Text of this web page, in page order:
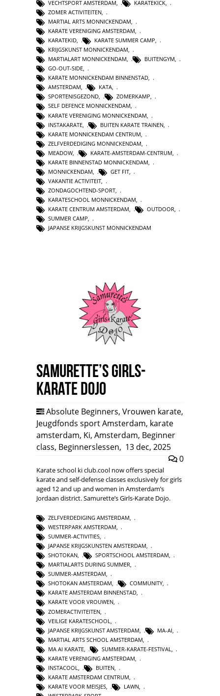
VECHTSPORT AMSTERDAM
KARATEKICK
ZOMER ACTIVITEITEN
MARTIAL ARTS MONNICKENDAM
KARATE VERENIGING AMSTERDAM
KARATEKID, KARATE SUMMER CAMP,
KRIJGSKUNST MONNICKENDAM,
MARTIALART MONNICKENDAM, BUITENGYM,
GO-OUT-SIDE,
KARATE MONNICKENDAM BINNENSTAD,
AMSTERDAM, KATA,
SPORTENISGEZOND, ZOMERKAMP,
SELF DEFENCE MONNICKENDAM,
KARATE VERENIGING MONNICKENDAM
INSTAKARATE
BUITEN KARATE TRAINEN
KARATE MONNICKENDAM CENTRUM
ZELFVERDEDIGING MONNICKENDAM
MEADOW
KARATE-AMSTERDAM-CENTRUM
KARATE BINNENSTAD MONNICKENDAM
MONNICKENDAM
GET FIT
VAKANTIE ACTIVITEIT
ZONDAGOCHTEND-SPORT,
KARATESCHOOL MONNICKENDAM,
KARATE CENTRUM AMSTERDAM, OUTDOOR,
SUMMER CAMP,
JAPANSE KRIJGSKUNST MONNICKENDAM
Samurette’s Girls-
Karate Dojo
Absolute Beginners, Vrouwen karate,
Jeugdfonds sport Amsterdam, karate
amsterdam, Ki, Amsterdam, Beginner
class, Beginnerslessen, 13 dec, 2025
0
Karate school ki club.cool now offers special
karate and self-defense classes exclusively for girls
aged 12 and up and women in Amsterdam’s
Jordaan district. Samurette’s Girls-Karate Dojo.
ZELFVERDEDIGING AMSTERDAM
WESTERPARK AMSTERDAM
SUMMER-ACTIVITIES,
JAPANSE KRIJGSKUNSTEN AMSTERDAM,
SHOTOKAN, SPORTSCHOOL AMSTERDAM,
MARTIALARTS DURING SUMMER,
SUMMER-AMSTERDAM,
SHOTOKAN AMSTERDAM, COMMUNITY,
KARATE AMSTERDAM BINNENSTAD,
KARATE VOOR VROUWEN,
ZOMERACTIVITEITEN
VEILIGE KARATESCHOOL
JAPANSE KRIJGSKUNST AMSTERDAM
MA-AI
MARTIAL ARTS SCHOOL AMSTERDAM
MA AI KARATE
SUMMER-KARATE-FESTIVAL
KARATE VERENIGING AMSTERDAM
INSTACOOL
BUITEN
KARATE AMSTERDAM CENTRUM
KARATE VOOR MEISJES, LAWN,